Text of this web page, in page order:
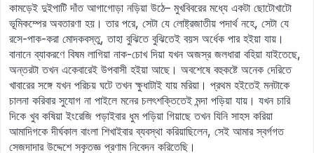
কামড়েই দুইপাটি দাঁত আগাগোড়া নড়িয়া উঠে– মুখবিবরের মধ্যে একটা ছোটোখাটো
ভূমিকম্পের অবতারণা হয়। তার পরে, সেটা যে লোষ্ট্রজাতীয় পদার্থ নহে, সেটা যে
রসে-পাক-করা মোদকবস্তু, তাহা বুঝিতে বুঝিতেই বয়স অর্ধেক পার হইয়া যায়।
বানানে ব্যাকরণে বিষম লাগিয়া নাক-চোখ দিয়া যখন অজস্র জলধারা বহিয়া যাইতেছে,
অন্তরটা তখন একেবারেই উপবাসী হইয়া আছে। অবশেষে বহুকষ্টে অনেক দেরিতে
খাবারের সঙ্গে যখন পরিচয় ঘটে তখন ক্ষুধাটাই যায় মরিয়া। প্রথম হইতেই মনটাকে
চালনা করিবার সুযোগ না পাইলে মনের চলৎশক্তিতেই মন্দা পড়িয়া যায়। যখন চারি
দিকে খুব কষিয়া ইংরেজি পড়াইবার ধুম পড়িয়া গিয়াছে তখন যিনি সাহস করিয়া
আমাদিগকে দীর্ঘকাল বাংলা শিখাইবার ব্যবস্থা করিয়াছিলেন, সেই আমার স্বর্গগত
সেজদাদার উদ্দেশে সকৃতজ্ঞ প্রণাম নিবেদন করিতেছি।